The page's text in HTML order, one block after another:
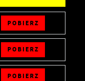
POBIERZ
POBIERZ
POBIERZ